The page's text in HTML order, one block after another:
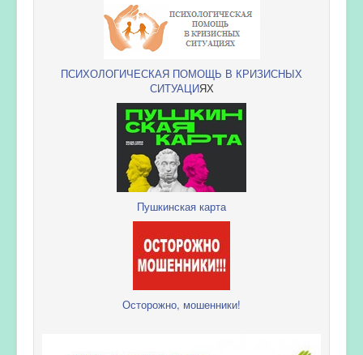
ПСИХОЛОГИЧЕСКАЯ ПОМОЩЬ В КРИЗИСНЫХ
СИТУАЦИЯХ
Пушкинская карта
Осторожно, мошенники!